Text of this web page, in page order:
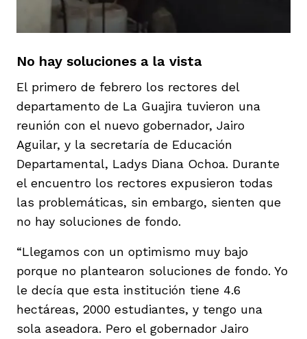
No hay soluciones a la vista
El primero de febrero los rectores del
departamento de La Guajira tuvieron una
reunión con el nuevo gobernador, Jairo
Aguilar, y la secretaría de Educación
Departamental, Ladys Diana Ochoa. Durante
el encuentro los rectores expusieron todas
las problemáticas, sin embargo, sienten que
no hay soluciones de fondo.
“Llegamos con un optimismo muy bajo
porque no plantearon soluciones de fondo. Yo
le decía que esta institución tiene 4.6
hectáreas, 2000 estudiantes, y tengo una
sola aseadora. Pero el gobernador Jairo